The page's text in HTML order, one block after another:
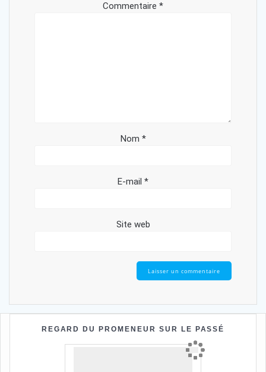
Commentaire *
Nom *
E-mail *
Site web
REGARD DU PROMENEUR SUR LE PASSÉ